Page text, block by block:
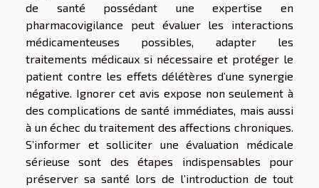
de santé possédant une expertise en
pharmacovigilance peut évaluer les interactions
médicamenteuses possibles, adapter les
traitements médicaux si nécessaire et protéger le
patient contre les effets délétères d’une synergie
négative. Ignorer cet avis expose non seulement à
des complications de santé immédiates, mais aussi
à un échec du traitement des affections chroniques.
S’informer et solliciter une évaluation médicale
sérieuse sont des étapes indispensables pour
préserver sa santé lors de l’introduction de tout